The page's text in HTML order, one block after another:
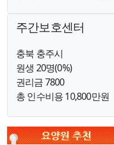
주간보호센터
충북 충주시
원생 20명(0%)
권리금 7800
총 인수비용 10,800만원